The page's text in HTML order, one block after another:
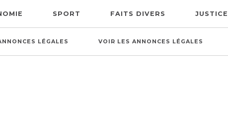
SPORT FAITS DIVERS JUSTICE
LÉGALES VOIR LES ANNONCES LÉGALES